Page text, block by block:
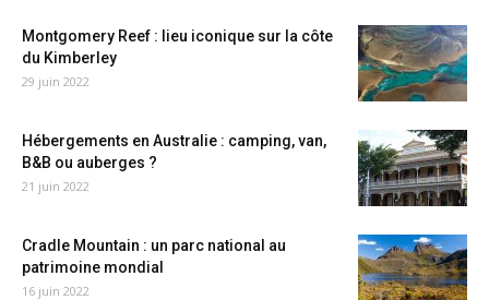
Montgomery Reef : lieu iconique sur la côte
du Kimberley
29 juin 2022
Hébergements en Australie : camping, van,
B&B ou auberges ?
21 juin 2022
Cradle Mountain : un parc national au
patrimoine mondial
16 juin 2022